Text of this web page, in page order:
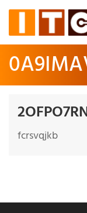
fcrsvqjkb